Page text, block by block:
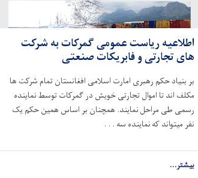
اطلاعیه ریاست عمومی گمرکات به شرکت
های تجارتی و فابریکات صنعتی
بر بنیاد حکم رهبری امارت اسلامی افغانستان تمام شرکت ها
مکلف اند تا اموال تجارتی خویش در گمرکات توسط نماینده
رسمی طی مراحل نمایند. همچنان بر اساس همین حکم یک
نفر میتواند که نماینده سه . . .
بیشتر...